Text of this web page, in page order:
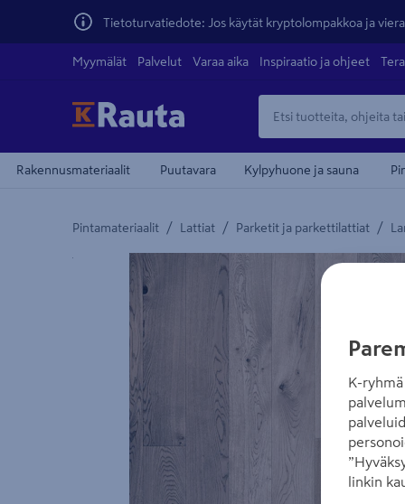
Tietoturvatiedote: Jos käytät kryptolompakkoa ja
Myymälät Palvelut Varaa aika Inspiraatio ja ohjeet
Rakennusmateriaalit Puutavara Kylpyhuone ja sauna
Pintamateriaalit / Lattiat / Parketit ja parkettilattiat /
Yksityiskohtainen kuvaus löytyy Tuotteen kuvaus -
K-
linkin